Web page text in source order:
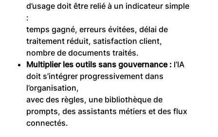
d’usage doit être relié à un indicateur simple
:
temps gagné, erreurs évitées, délai de
traitement réduit, satisfaction client,
nombre de documents traités.
Multiplier les outils sans gouvernance : l’IA
doit s’intégrer progressivement dans
l’organisation,
avec des règles, une bibliothèque de
prompts, des assistants métiers et des flux
connectés.